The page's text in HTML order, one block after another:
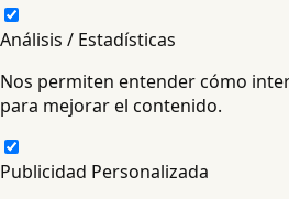
Análisis / Estadísticas
Nos permiten entender cómo
para mejorar el contenido.
Publicidad Personalizada